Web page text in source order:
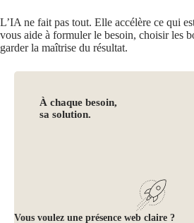
L’IA ne fait pas tout. Elle accélère ce qui
vous aide à formuler le besoin, choisir les
garder la maîtrise du résultat.
À chaque besoin,
sa solution.
Vous voulez une présence web claire ?